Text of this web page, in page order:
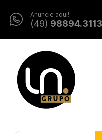
Anuncie aqui!
(49) 98894.3113